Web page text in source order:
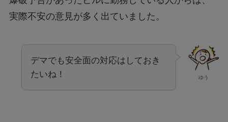
実際不安の意見が多く出ていました。
ゆう
たいね！